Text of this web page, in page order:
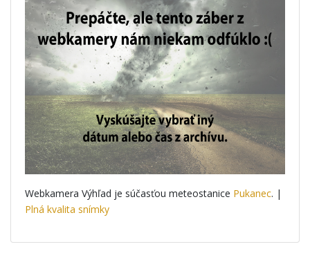
Webkamera Výhľad je súčasťou meteostanice Pukanec. |
Plná kvalita snímky